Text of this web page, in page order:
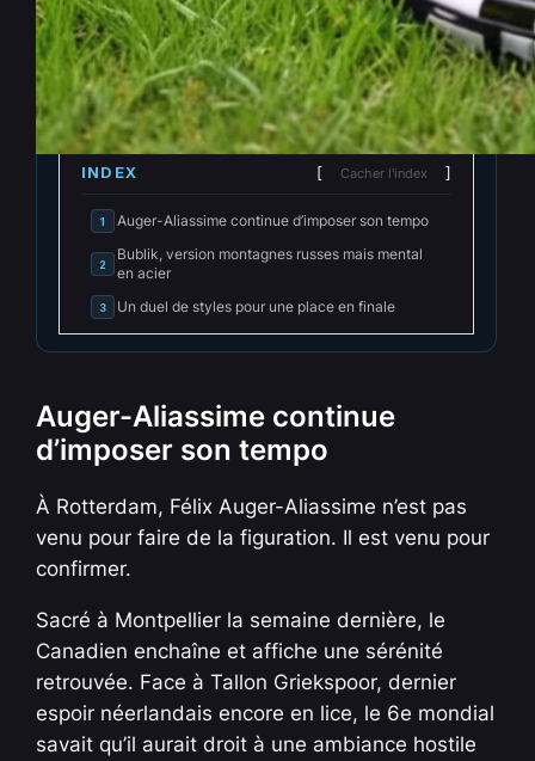
Fév 14, 2026—parEugène Tuma
dansNews Tennis
INDEX Cacher l'index
1 Auger-Aliassime continue d’imposer son tempo
2
Bublik, version montagnes russes mais mental
en acier
3 Un duel de styles pour une place en finale
Auger-Aliassime continue
d’imposer son tempo
À Rotterdam, Félix Auger-Aliassime n’est pas
venu pour faire de la figuration. Il est venu pour
confirmer.
Sacré à Montpellier la semaine dernière, le
Canadien enchaîne et affiche une sérénité
retrouvée. Face à Tallon Griekspoor, dernier
espoir néerlandais encore en lice, le 6e mondial
savait qu’il aurait droit à une ambiance hostile